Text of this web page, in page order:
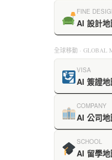
FINE
AI 設計地
全球移動 · GLOBAL
VISA
AI 簽證地
COMPANY
AI 公司地
SCHOOL
AI 留學地